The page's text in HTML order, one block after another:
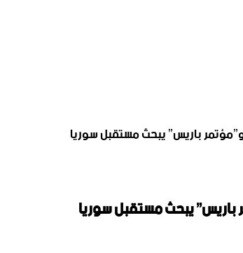
و”مؤتمر باريس” يبحث مستقبل سوريا
باريس” يبحث مستقبل سوريا